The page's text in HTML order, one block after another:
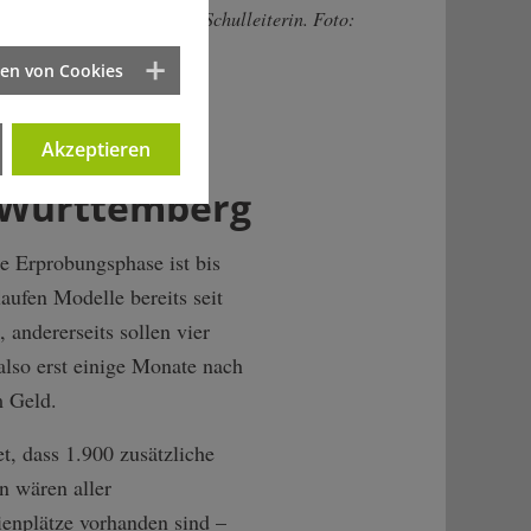
und ehemalige Schulleiterin. Foto:
Röttgers
Erprobungsphase ist bis
Modelle bereits seit
andererseits sollen vier
erst einige Monate nach
Geld.
dass 1.900 zusätzliche
wären aller
vorhanden sind –
von Cookies
Akzeptieren